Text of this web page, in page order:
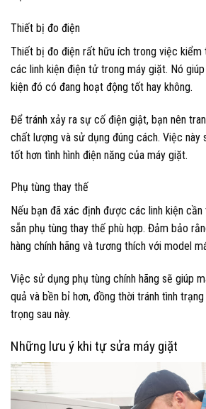
Thiết bị đo điện
Thiết bị đo điện rất hữu ích trong việc
các linh kiện điện tử trong máy giặt. Nó
kiện đó có đang hoạt động tốt hay không.
Để tránh xảy ra sự cố điện giật, bạn nên
chất lượng và sử dụng đúng cách. Việc này
tốt hơn tình hình điện năng của máy giặt.
Phụ tùng thay thế
Nếu bạn đã xác định được các linh kiện
sẵn phụ tùng thay thế phù hợp. Đảm bảo
hàng chính hãng và tương thích với model
Việc sử dụng phụ tùng chính hãng sẽ giúp
quả và bền bỉ hơn, đồng thời tránh tình
trọng sau này.
Những lưu ý khi tự sửa máy giặt